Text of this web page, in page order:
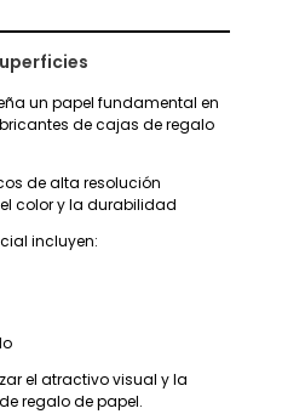
un papel fundamental en
de cajas de regalo
de alta resolución
color y la durabilidad
incluyen:
el atractivo visual y la
regalo de papel.